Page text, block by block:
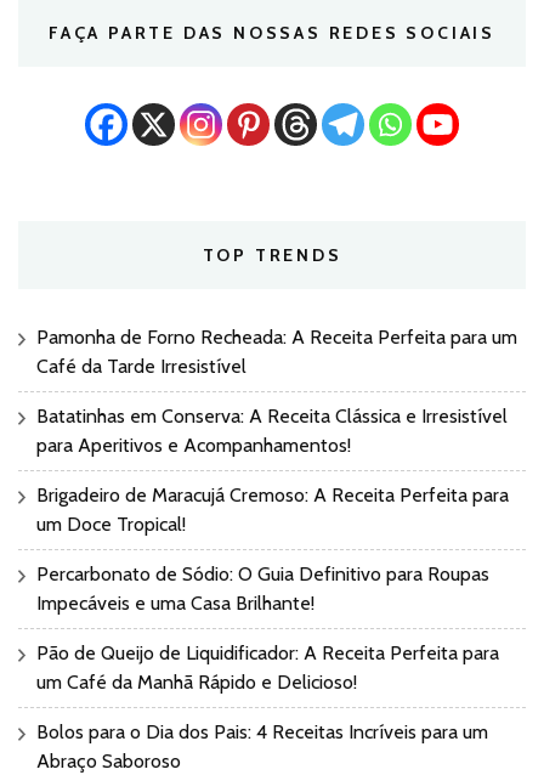
FAÇA PARTE DAS NOSSAS REDES SOCIAIS
TOP TRENDS
Pamonha de Forno Recheada: A Receita Perfeita para um
Café da Tarde Irresistível
Batatinhas em Conserva: A Receita Clássica e Irresistível
para Aperitivos e Acompanhamentos!
Brigadeiro de Maracujá Cremoso: A Receita Perfeita para
um Doce Tropical!
Percarbonato de Sódio: O Guia Definitivo para Roupas
Impecáveis e uma Casa Brilhante!
Pão de Queijo de Liquidificador: A Receita Perfeita para
um Café da Manhã Rápido e Delicioso!
Bolos para o Dia dos Pais: 4 Receitas Incríveis para um
Abraço Saboroso